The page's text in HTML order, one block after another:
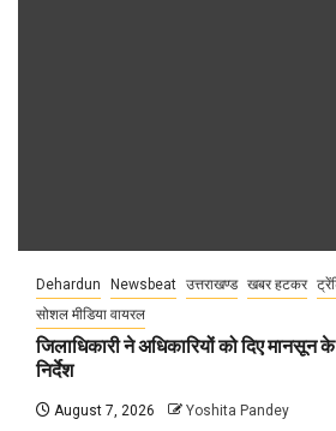
Dehardun Newsbeat उत्तराखण्ड खबर हटकर
सोशल मीडिया वायरल
जिलाधिकारी ने अधिकारियों को दिए मानसून
निर्देश
August 7, 2026 Yoshita Pandey